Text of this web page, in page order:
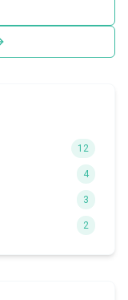
12
4
3
2